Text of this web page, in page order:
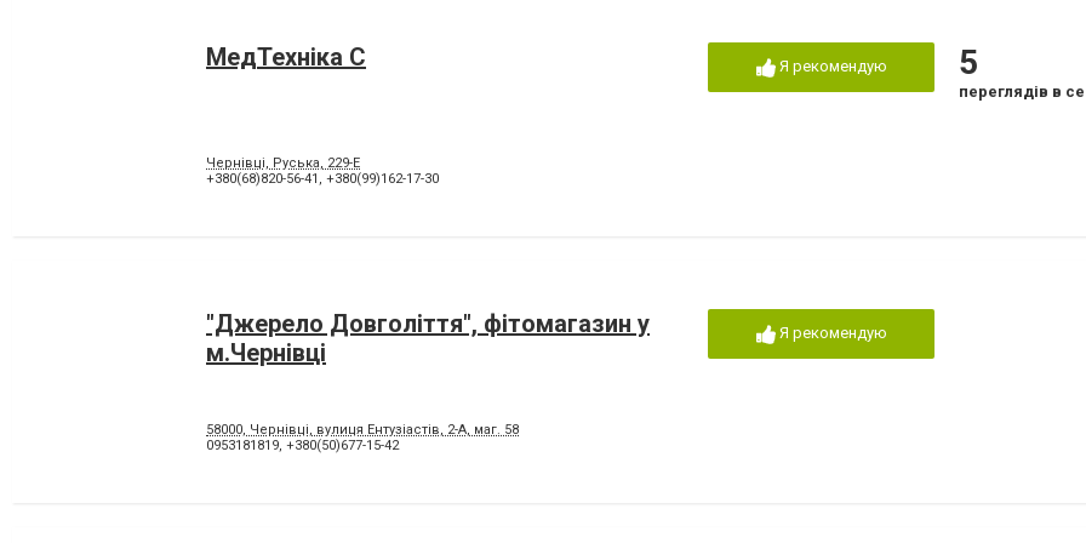
МедТехніка С
Чернівці, Руська, 229-Е
+380(68)820-56-41 , +380(99)162-17-30
Я рекомендую 5
переглядів в
"Джерело Довголіття", фітомагазин у
м.Чернівці
58000, Чернівці, вулиця Ентузіастів, 2-А, маг. 58
0953181819, +380(50)677-15-42
Я рекомендую